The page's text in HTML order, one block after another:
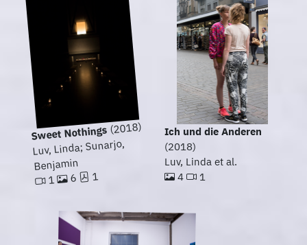
Sweet Nothings(2018)
Luv, Linda; Sunarjo,
Benjamin
1 6 1
Ich und die Anderen
(2018)
Luv, Linda et al.
4
1